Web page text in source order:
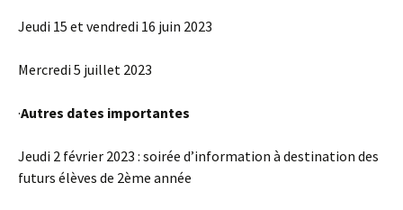
Jeudi 15 et vendredi 16 juin 2023
Mercredi 5 juillet 2023
·Autres dates importantes
Jeudi 2 février 2023 : soirée d’information à destination des
futurs élèves de 2ème année